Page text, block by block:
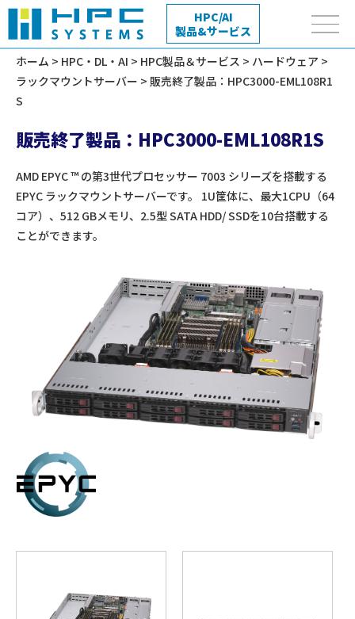
HPC/AI
製品&サービス
ホーム > HPC・DL・AI > HPC製品＆サービス > ハードウェア >
ラックマウントサーバー > 販売終了製品：HPC3000-EML108R1
S
販売終了製品：HPC3000-EML108R1S
AMD EPYC ™ の第3世代プロセッサー 7003 シリーズを搭載する
EPYC ラックマウントサーバーです。 1U筐体に、最大1CPU（64
コア）、512 GBメモリ、2.5型 SATA HDD/ SSDを10台搭載する
ことができます。